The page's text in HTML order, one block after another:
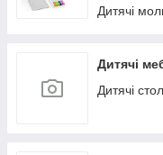
Дитячі
Дитячі
Дитячі